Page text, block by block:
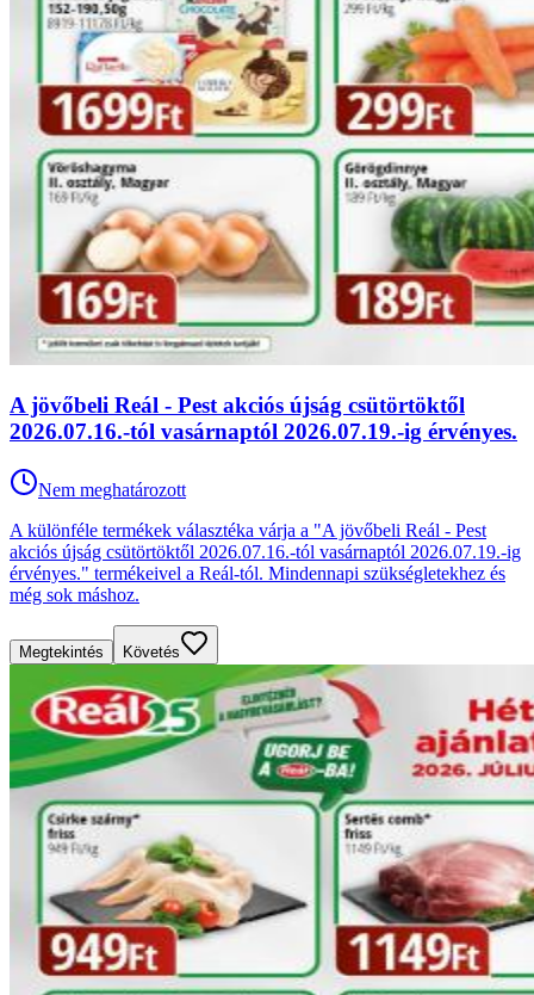
A jövőbeli Reál - Pest akciós újság csütörtöktől
2026.07.16.-tól vasárnaptól 2026.07.19.-ig érvényes.
Nem meghatározott
A különféle termékek választéka várja a "A jövőbeli Reál - Pest
akciós újság csütörtöktől 2026.07.16.-tól vasárnaptól 2026.07.19.-ig
érvényes." termékeivel a Reál-tól. Mindennapi szükségletekhez és
még sok máshoz.
Megtekintés Követés